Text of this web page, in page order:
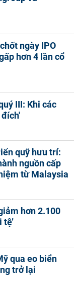
ngày IPO
hơn 4 lần cổ
III: Khi các
quỹ hưu trí:
nguồn cấp
từ Malaysia
hơn 2.100
qua eo biển
trở lại